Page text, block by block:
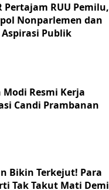
Pertajam RUU Pemilu,
Nonparlemen dan
Aspirasi Publik
Resmi Kerja
Candi Prambanan
Bikin Terkejut! Para
Tak Takut Mati Demi